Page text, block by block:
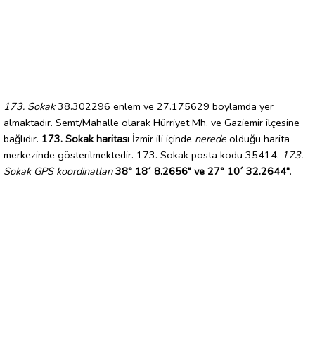
173. Sokak38.302296 enlem ve 27.175629 boylamda yer
almaktadır. Semt/Mahalle olarak Hürriyet Mh. ve Gaziemir ilçesine
bağlıdır. 173. Sokak haritası İzmir ili içinde nerede olduğu harita
merkezinde gösterilmektedir. 173. Sokak posta kodu 35414. 173.
Sokak GPS koordinatları 38° 18´ 8.2656" ve 27° 10´ 32.2644".